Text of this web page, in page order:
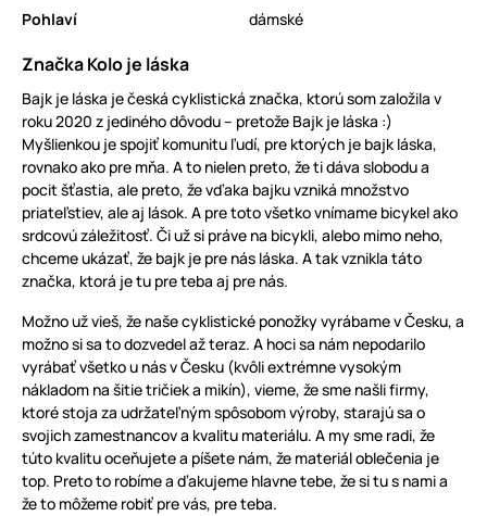
Pohlaví
dámské
Značka Kolo je láska
Bajk je láska je česká cyklistická značka, ktorú som založila v
roku 2020 z jediného dôvodu – pretože Bajk je láska :)
Myšlienkou je spojiť komunitu ľudí, pre ktorých je bajk láska,
rovnako ako pre mňa. A to nielen preto, že ti dáva slobodu a
pocit šťastia, ale preto, že vďaka bajku vzniká množstvo
priateľstiev, ale aj lások. A pre toto všetko vnímame bicykel ako
srdcovú záležitosť. Či už si práve na bicykli, alebo mimo neho,
chceme ukázať, že bajk je pre nás láska. A tak vznikla táto
značka, ktorá je tu pre teba aj pre nás.
Možno už vieš, že naše cyklistické ponožky vyrábame v Česku, a
možno si sa to dozvedel až teraz. A hoci sa nám nepodarilo
vyrábať všetko u nás v Česku (kvôli extrémne vysokým
nákladom na šitie tričiek a mikín), vieme, že sme našli firmy,
ktoré stoja za udržateľným spôsobom výroby, starajú sa o
svojich zamestnancov a kvalitu materiálu. A my sme radi, že
túto kvalitu oceňujete a píšete nám, že materiál oblečenia je
top. Preto to robíme a ďakujeme hlavne tebe, že si tu s nami a
že to môžeme robiť pre vás, pre teba.